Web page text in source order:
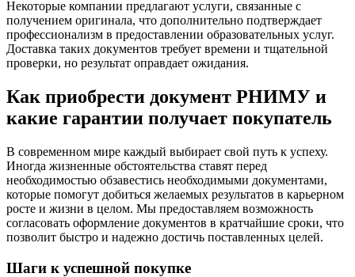
Некоторые компании предлагают услуги, связанные с
получением оригинала, что дополнительно подтверждает
профессионализм в предоставлении образовательных услуг.
Доставка таких документов требует времени и тщательной
проверки, но результат оправдает ожидания.
Как приобрести документ РНИМУ и
какие гарантии получает покупатель
В современном мире каждый выбирает свой путь к успеху.
Иногда жизненные обстоятельства ставят перед
необходимостью обзавестись необходимыми документами,
которые помогут добиться желаемых результатов в карьерном
росте и жизни в целом. Мы предоставляем возможность
согласовать оформление документов в кратчайшие сроки, что
позволит быстро и надежно достичь поставленных целей.
Шаги к успешной покупке